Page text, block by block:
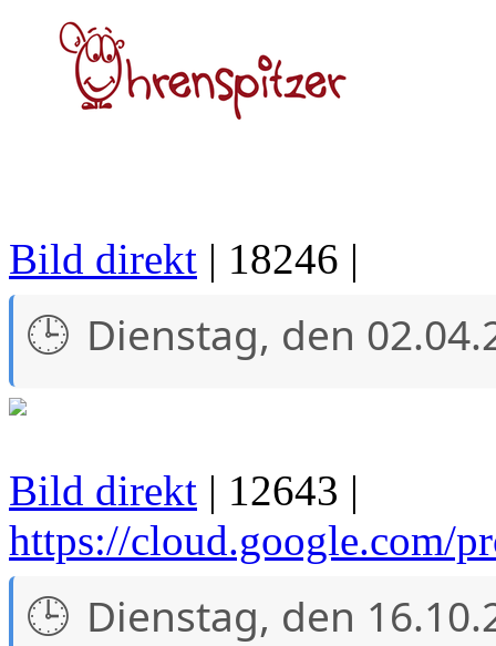
Bild direkt | 18246 |
Dienstag, den
Bild direkt | 12643 |
https://cloud.google.com/
Dienstag, den